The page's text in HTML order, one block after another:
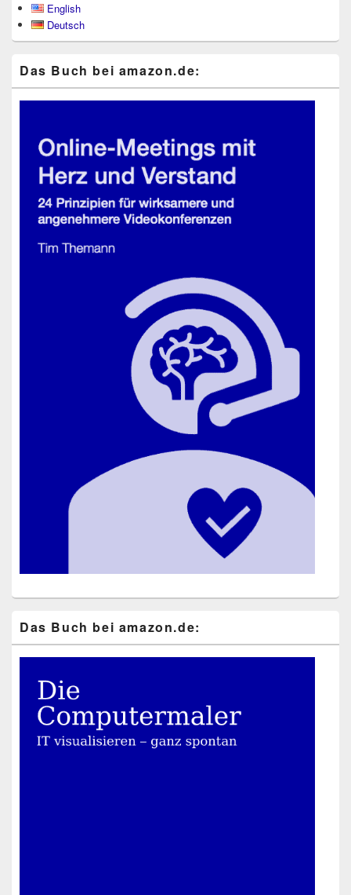
Seitenleisten-
Widgetbereich
English
Deutsch
Das Buch bei ama​zon​.de:
Das Buch bei ama​zon​.de: